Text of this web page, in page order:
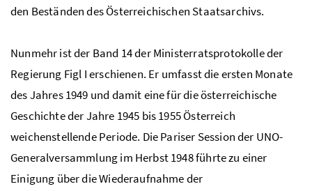
den Beständen des Österreichischen Staatsarchivs.
Nunmehr ist der Band 14 der Ministerratsprotokolle der
Regierung Figl I erschienen. Er umfasst die ersten Monate
des Jahres 1949 und damit eine für die österreichische
Geschichte der Jahre 1945 bis 1955 Österreich
weichenstellende Periode. Die Pariser Session der UNO-
Generalversammlung im Herbst 1948 führte zu einer
Einigung über die Wiederaufnahme der